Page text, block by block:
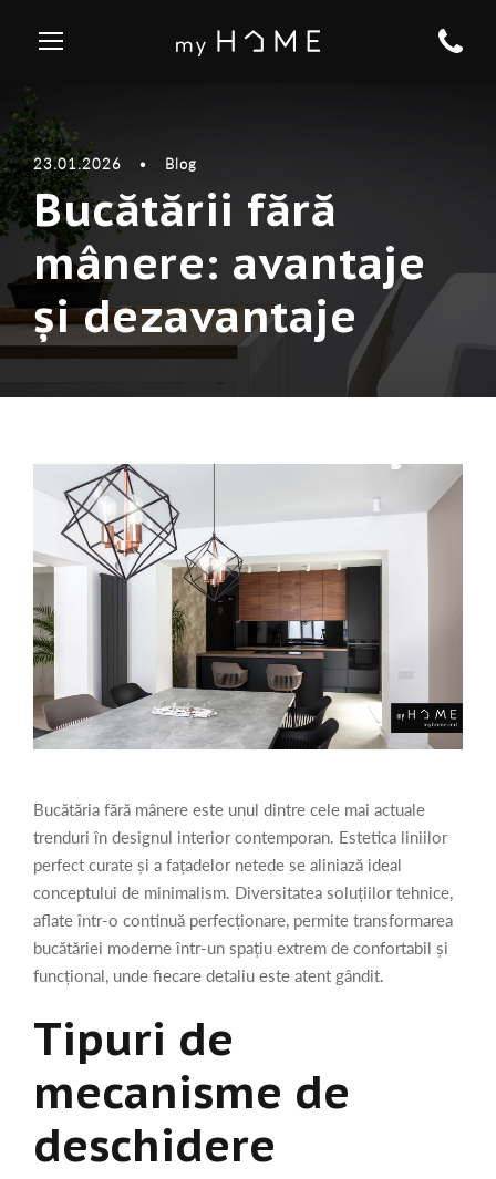
23.01.2026 • Blog
Bucătării fără
mânere: avantaje
și dezavantaje
Bucătăria fără mânere este unul dintre cele mai actuale
trenduri în designul interior contemporan. Estetica liniilor
perfect curate și a fațadelor netede se aliniază ideal
conceptului de minimalism. Diversitatea soluțiilor tehnice,
aflate într-o continuă perfecționare, permite transformarea
bucătăriei moderne într-un spațiu extrem de confortabil și
funcțional, unde fiecare detaliu este atent gândit.
Tipuri de
mecanisme de
deschidere